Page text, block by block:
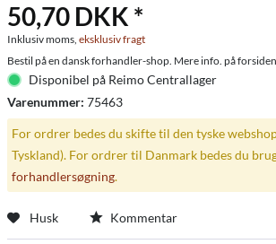
50,70 DKK *
Inklusiv moms, eksklusiv fragt
Bestil på en dansk forhandler-shop. Mere info. på
Disponibel på Reimo Centrallager
Varenummer: 75463
For ordrer bedes du skifte til den tyske
Tyskland). For ordrer til Danmark bedes du
forhandlersøgning.
Husk Kommentar